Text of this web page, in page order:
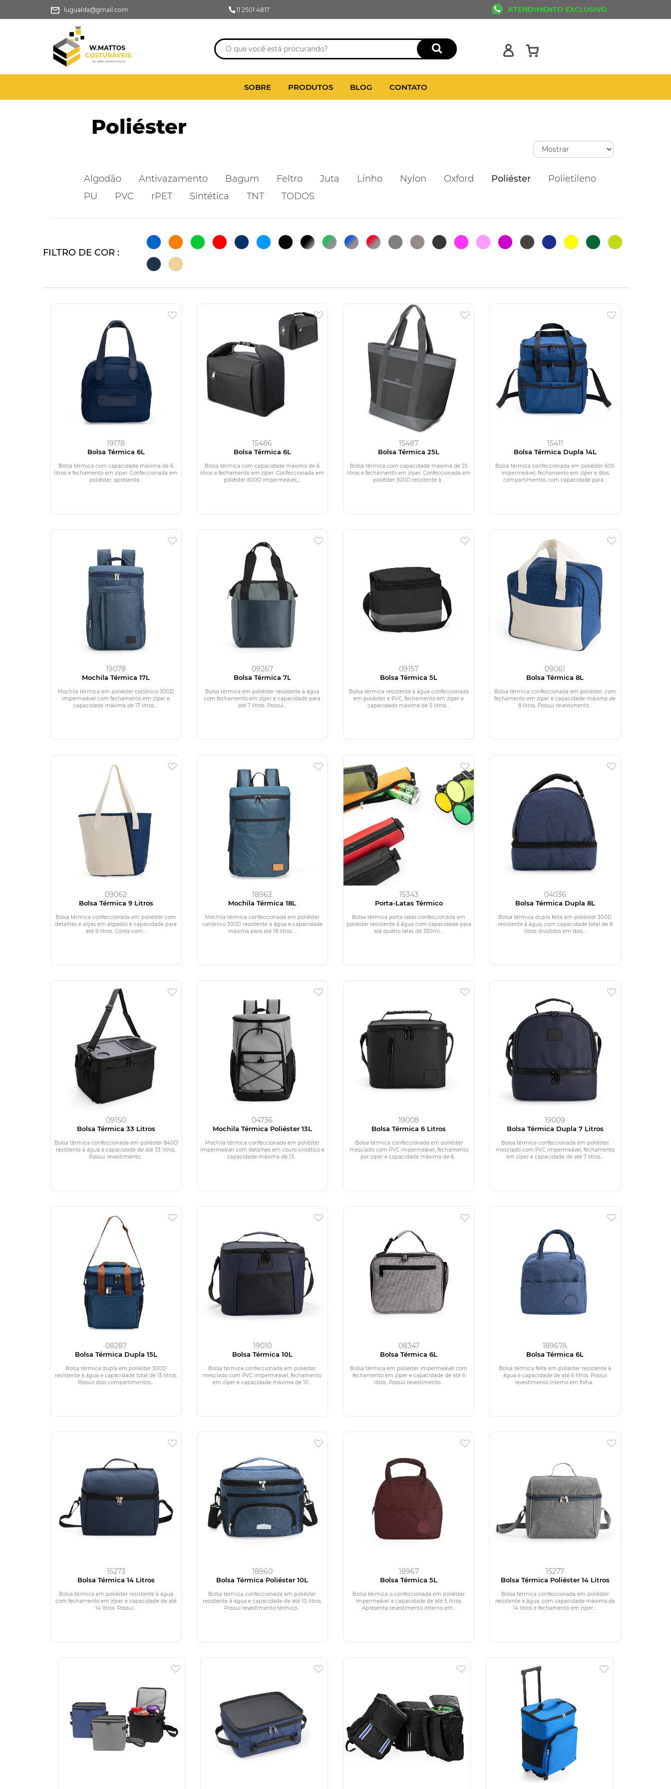
lugualda@gmail.com 11 2501 4817 ATENDIMENTO EXCLUSIVO
SOBRE PRODUTOS BLOG CONTATO
Poliéster
Algodão Antivazamento Bagum Feltro Juta Linho Nylon Oxford Poliéster
Polietileno
PU
PVC rPET Sintética TNT TODOS
FILTRO DE COR :
19178
Bolsa Térmica 6L
Bolsa térmica com capacidade máxima de 6
litros e fechamento em zíper. Confeccionada em
poliéster, apresenta...
15486
Bolsa Térmica 6L
Bolsa térmica com capacidade máxima de 6
litros e fechamento em zíper. Confeccionada em
poliéster 600D impermeável,...
15487
Bolsa Térmica 25L
Bolsa térmica com capacidade máxima de 25
litros e fechamento em zíper. Confeccionada em
poliéster 300D resistente à...
15411
Bolsa Térmica Dupla 14L
Bolsa térmica confeccionada em poliéster 600
impermeável, fechamento em zíper e dois
compartimentos com capacidade para...
19078
Mochila Térmica 17L
Mochila térmica em poliéster catiônico 300D
impermeável com fechamento em zíper e
capacidade máxima de 17 litros....
09267
Bolsa Térmica 7L
Bolsa térmica em poliéster resistente à água
com fechamento em zíper e capacidade para
até 7 litros. Possui...
09157
Bolsa Térmica 5L
Bolsa térmica resistente à água confeccionada
em poliéster e PVC, fechamento em zíper e
capacidade máxima de 5 litros....
09061
Bolsa Térmica 8L
Bolsa térmica confeccionada em poliéster, com
fechamento em zíper e capacidade máxima de
8 litros. Possui revestimento...
09062
Bolsa Térmica 9 Litros
Bolsa térmica confeccionada em poliéster com
detalhes e alças em algodão e capacidade para
até 9 litros. Conta com...
18962
Mochila Térmica 18L
Mochila térmica confeccionada em poliéster
catiônico 300D resistente à água e capacidade
máxima para até 18 litros....
15343
Porta-Latas Térmico
Bolsa térmica porta-latas confeccionada em
poliéster resistente à água com capacidade para
até quatro latas de 350ml....
04036
Bolsa Térmica Dupla 8L
Bolsa térmica dupla feita em poliéster 300D
resistente à água, com capacidade total de 8
litros divididos em dois...
09150
Bolsa Térmica 33 Litros
Bolsa térmica confeccionada em poliéster 840D
resistente à água e capacidade de até 33 litros.
Possui revestimento...
04736
Mochila Térmica Poliéster 13L
Mochila térmica confeccionada em poliéster
impermeável com detalhes em couro sintético e
capacidade máxima de 13...
19008
Bolsa Térmica 6 Litros
Bolsa térmica confeccionada em poliéster
mesclado com PVC impermeável, fechamento
por zíper e capacidade máxima de 6...
19009
Bolsa Térmica Dupla 7 Litros
Bolsa térmica confeccionada em poliéster
mesclado com PVC impermeável, fechamento
em zíper e capacidade de até 7 litros...
08287
Bolsa Térmica Dupla 15L
Bolsa térmica dupla em poliéster 300D
resistente à água e capacidade total de 15 litros.
Possui dois compartimentos...
19010
Bolsa Térmica 10L
Bolsa térmica confeccionada em poliéster
mesclado com PVC impermeável, fechamento
em zíper e capacidade máxima de 10...
08347
Bolsa Térmica 6L
Bolsa térmica em poliéster impermeável com
fechamento em zíper e capacidade de até 6
litros. Possui revestimento...
18967A
Bolsa Térmica 6L
Bolsa térmica feita em poliéster resistente à
água e capacidade de até 6 litros. Possui
revestimento interno em folha...
15273
Bolsa Térmica 14 Litros
Bolsa térmica em poliéster resistente à água
com fechamento em zíper e capacidade de até
14 litros. Possui...
18960
Bolsa Térmica Poliéster 10L
Bolsa térmica confeccionada em poliéster
resistente à água e capacidade de até 10 litros.
Possui revestimento térmico...
18967
Bolsa Térmica 5L
Bolsa térmica o confeccionada em poliéster
impermeável e capacidade de até 5 litros.
Apresenta revestimento interno em...
15277
Bolsa Térmica Poliéster 14 Litros
Bolsa térmica confeccionada em poliéster
resistente à água, com capacidade máxima de
14 litros e fechamento em zíper....